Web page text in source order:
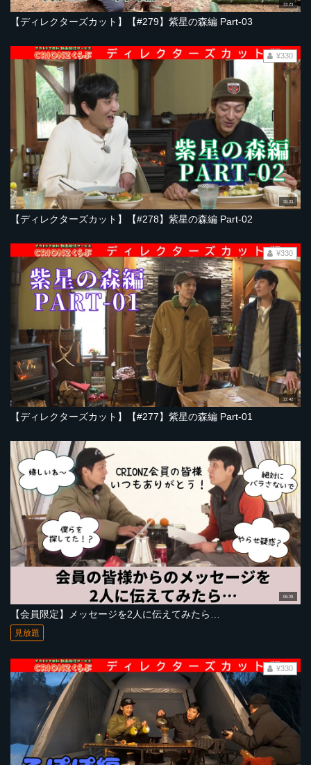
33:23
【ディレクターズカット】【#279】紫星の森編 Part-03
20:23
【ディレクターズカット】【#278】紫星の森編 Part-02
¥330
22:42
【ディレクターズカット】【#277】紫星の森編 Part-01
¥330
05:29
【会員限定】メッセージを2人に伝えてみたら…
見放題
¥330